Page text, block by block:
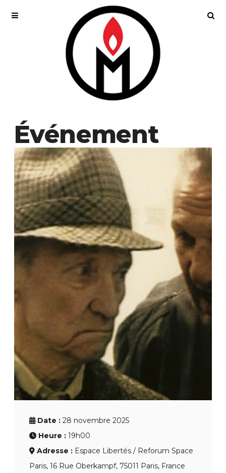
Événement
Date :28 novembre 2025
Heure :19h00
Adresse :Espace Libertés / Reforum Space
Paris, 16 Rue Oberkampf, 75011 Paris, France